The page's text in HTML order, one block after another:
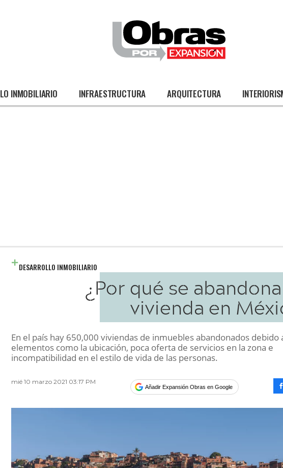
INMOBILIARIO INFRAESTRUCTURA ARQUITECTURA
DESARROLLO INMOBILIARIO
¿Por qué se
vivienda en
En el país hay 650,000 viviendas de inmuebles abandonados debido
elementos como la ubicación, poca oferta de servicios en la zona e
incompatibilidad en el estilo de vida de las personas.
mié 10 marzo 2021 03:17 PM
Añadir Expansión Obras en Google